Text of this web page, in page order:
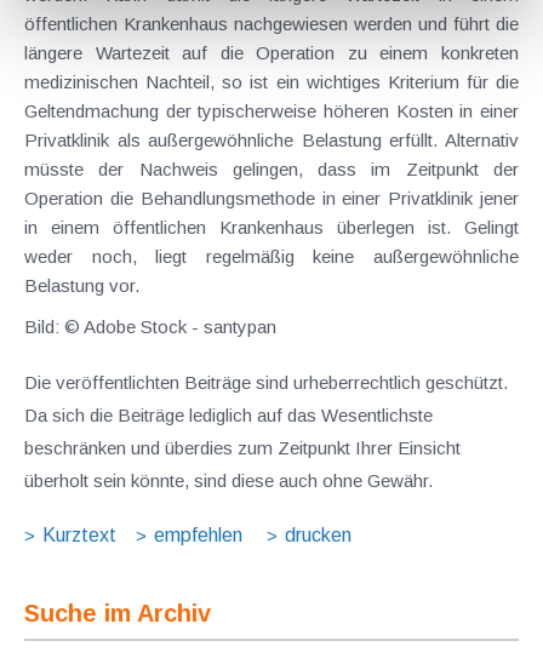
öffentlichen Krankenhaus nachgewiesen werden und führt die
längere Wartezeit auf die Operation zu einem konkreten
medizinischen Nachteil, so ist ein wichtiges Kriterium für die
Geltendmachung der typischerweise höheren Kosten in einer
Privatklinik als außergewöhnliche Belastung erfüllt. Alternativ
müsste der Nachweis gelingen, dass im Zeitpunkt der
Operation die Behandlungsmethode in einer Privatklinik jener
in einem öffentlichen Krankenhaus überlegen ist. Gelingt
weder noch, liegt regelmäßig keine außergewöhnliche
Belastung vor.
Bild: © Adobe Stock - santypan
Die veröffentlichten Beiträge sind urheberrechtlich geschützt.
Da sich die Beiträge lediglich auf das Wesentlichste
beschränken und überdies zum Zeitpunkt Ihrer Einsicht
überholt sein könnte, sind diese auch ohne Gewähr.
Kurztext empfehlen drucken
Suche im Archiv